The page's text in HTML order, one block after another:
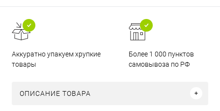
Аккуратно упакуем хрупкие
товары
Более 1 000 пунктов
самовывоза по РФ
ОПИСАНИЕ ТОВАРА